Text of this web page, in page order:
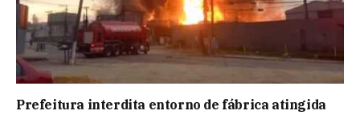
Prefeitura interdita entorno de fábrica atingida